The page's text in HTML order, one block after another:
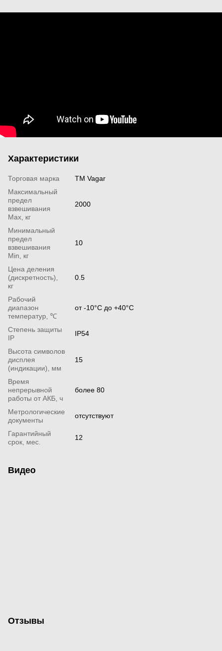
Характеристики
Торговая марка
TM Vagar
Максимальный
предел
взвешивания
Мах, кг
2000
Минимальный
предел
взвешивания
Min, кг
10
Цена деления
(дискретность),
кг
0.5
Рабочий
диапазон
температур, ℃
от -10°С до +40°С
Степень защиты
IP
IP54
Высота символов
дисплея
(индикации), мм
15
Время
непрерывной
работы от АКБ, ч
более 80
Метрологические
документы
отсутствуют
Гарантийный
срок, мес.
12
Видео
Отзывы